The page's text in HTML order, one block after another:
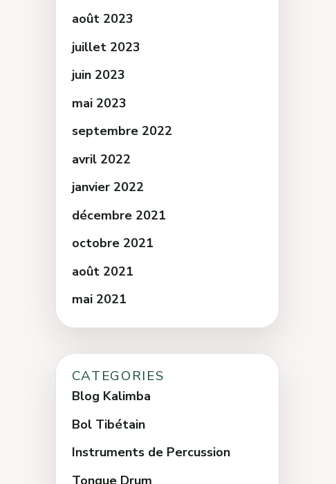
août 2023
juillet 2023
juin 2023
mai 2023
septembre 2022
avril 2022
janvier 2022
décembre 2021
octobre 2021
août 2021
mai 2021
CATEGORIES
Blog Kalimba
Bol Tibétain
Instruments de Percussion
Tongue Drum